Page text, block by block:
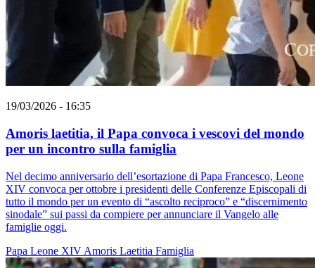
19/03/2026 - 16:35
Amoris laetitia, il Papa convoca i vescovi del mondo
per un incontro sulla famiglia
Nel decimo anniversario dell’esortazione di Papa Francesco, Leone
XIV convoca per ottobre i presidenti delle Conferenze Episcopali di
tutto il mondo per un evento di “ascolto reciproco” e “discernimento
sinodale” sui passi da compiere per annunciare il Vangelo alle
famiglie oggi.
Papa Leone XIV Amoris Laetitia Famiglia